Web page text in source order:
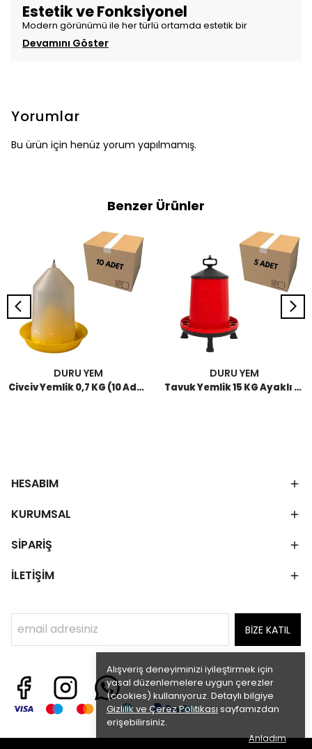
Alışveriş deneyiminizi iyileştirmek için
yasal düzenlemelere uygun çerezler
(cookies) kullanıyoruz. Detaylı bilgiye
Gizlilik ve Çerez Politikası sayfamızdan
erişebilirsiniz.
Anladım
Estetik ve Fonksiyonel
Modern görünümü ile her türlü ortamda estetik bir
Devamını Göster
Yorumlar
Bu ürün için henüz yorum yapılmamış.
Benzer Ürünler
DURU YEM
Civciv Yemlik 0,7 KG (10 Adet)
DURU YEM
Tavuk Yemlik 15 KG Ayaklı (5 Adet)
HESABIM
KURUMSAL
SİPARİŞ
İLETİŞİM
BİZE KATIL